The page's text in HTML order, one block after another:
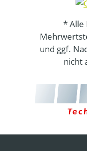
* Alle
und ggf.
nicht